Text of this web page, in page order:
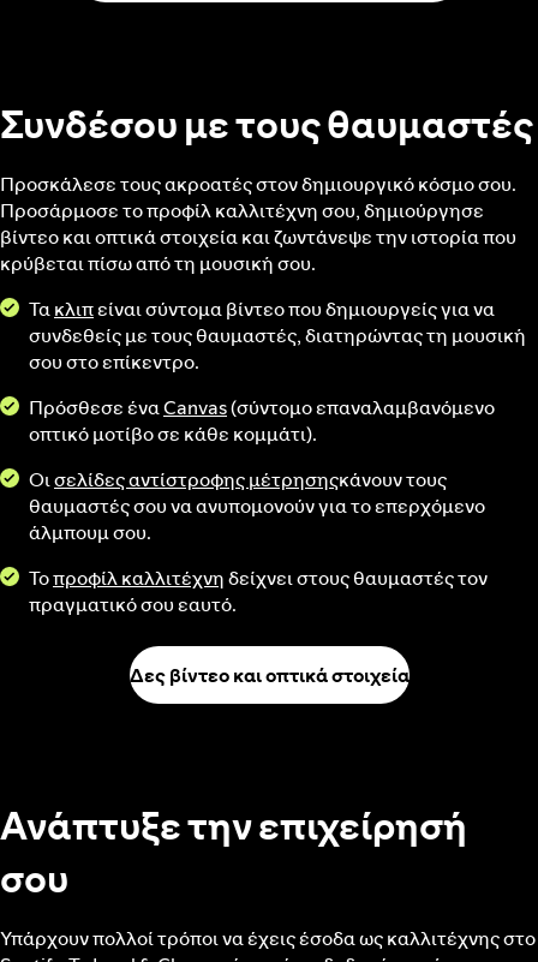
Συνδέσου με τους θαυμαστές
Προσκάλεσε τους ακροατές στον δημιουργικό κόσμο σου.
Προσάρμοσε το προφίλ καλλιτέχνη σου, δημιούργησε
βίντεο και οπτικά στοιχεία και ζωντάνεψε την ιστορία που
κρύβεται πίσω από τη μουσική σου.
Τακλιπείναι σύντομα βίντεο που δημιουργείς για να
συνδεθείς με τους θαυμαστές, διατηρώντας τη μουσική
σου στο επίκεντρο.
Πρόσθεσε έναCanvas(σύντομο επαναλαμβανόμενο
οπτικό μοτίβο σε κάθε κομμάτι).
Οισελίδες αντίστροφης μέτρησηςκάνουν τους
θαυμαστές σου να ανυπομονούν για το επερχόμενο
άλμπουμ σου.
Τοπροφίλ καλλιτέχνηδείχνει στους θαυμαστές τον
πραγματικό σου εαυτό.
Δες βίντεο και οπτικά στοιχεία
Ανάπτυξε την επιχείρησή
σου
Υπάρχουν πολλοί τρόποι να έχεις έσοδα ως καλλιτέχνης στο